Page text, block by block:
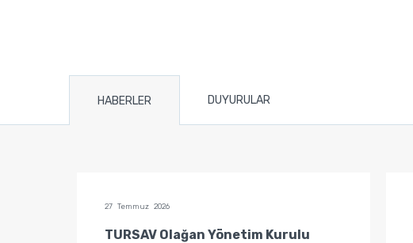
HABERLER DUYURULAR
27 Temmuz 2026
TURSAV Olağan Yönetim Kurulu